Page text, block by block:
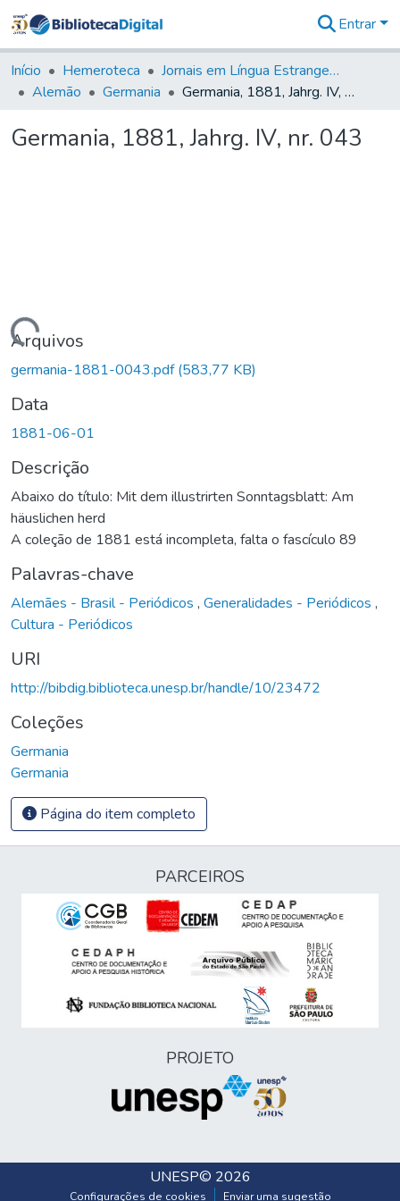
&
Coleções
Tudo na
Digital
Entrar
Início Hemeroteca
Jornais em Língua Estrangeira
Alemão
Germania Germania, 1881, Jahrg. IV, nr. 043
Germania, 1881, Jahrg. IV, nr. 043
Carregando...
Arquivos
germania-1881-0043.pdf(583,77 KB)
Data
1881-06-01
Descrição
Abaixo do título: Mit dem illustrirten Sonntagsblatt: Am
häuslichen herd
A coleção de 1881 está incompleta, falta o fascículo 89
Palavras-chave
Alemães - Brasil - Periódicos , Generalidades - Periódicos ,
Cultura - Periódicos
URI
http://bibdig.biblioteca.unesp.br/handle/10/23472
Coleções
Germania
Germania
Página do item completo
PARCEIROS
PROJETO
UNESP© 2026
Configurações de cookies Enviar uma sugestão